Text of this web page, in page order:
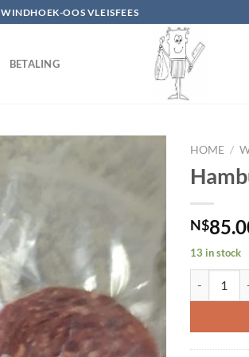
OOS VLEISFEES
BETALING
HOME /
N$
13 in stock